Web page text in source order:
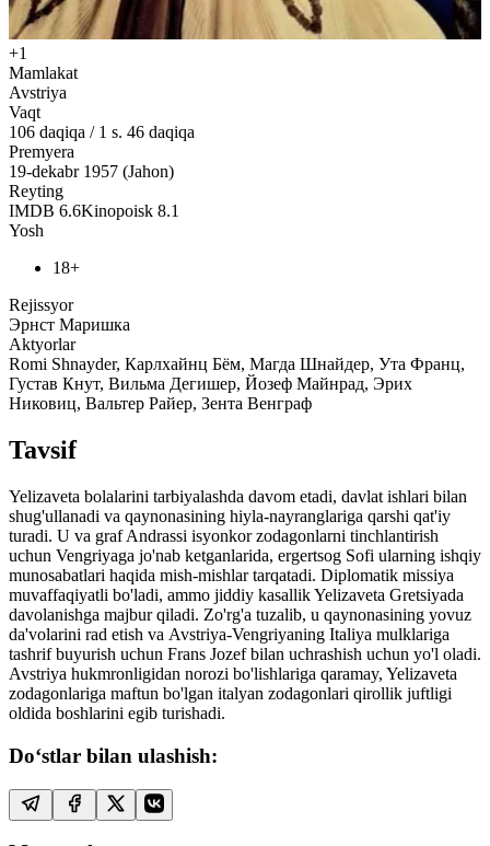
+1
Mamlakat
Avstriya
Vaqt
106 daqiqa / 1 s. 46 daqiqa
Premyera
19-dekabr 1957 (Jahon)
Reyting
IMDB 6.6Kinopoisk 8.1
Yosh
18+
Rejissyor
Эрнст Маришка
Aktyorlar
Romi Shnayder, Карлхайнц Бём, Магда Шнайдер, Ута Франц,
Густав Кнут, Вильма Дегишер, Йозеф Майнрад, Эрих
Никовиц, Вальтер Райер, Зента Венграф
Tavsif
Yelizaveta bolalarini tarbiyalashda davom etadi, davlat ishlari bilan
shug'ullanadi va qaynonasining hiyla-nayranglariga qarshi qat'iy
turadi. U va graf Andrassi isyonkor zodagonlarni tinchlantirish
uchun Vengriyaga jo'nab ketganlarida, ergertsog Sofi ularning ishqiy
munosabatlari haqida mish-mishlar tarqatadi. Diplomatik missiya
muvaffaqiyatli bo'ladi, ammo jiddiy kasallik Yelizaveta Gretsiyada
davolanishga majbur qiladi. Zo'rg'a tuzalib, u qaynonasining yovuz
da'volarini rad etish va Avstriya-Vengriyaning Italiya mulklariga
tashrif buyurish uchun Frans Jozef bilan uchrashish uchun yo'l oladi.
Avstriya hukmronligidan norozi bo'lishlariga qaramay, Yelizaveta
zodagonlariga maftun bo'lgan italyan zodagonlari qirollik juftligi
oldida boshlarini egib turishadi.
Do‘stlar bilan ulashish: